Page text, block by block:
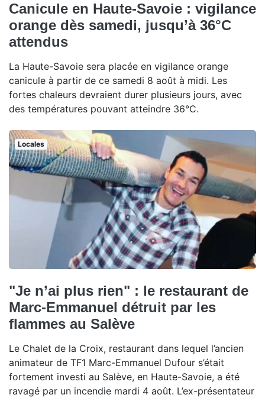
Canicule en Haute-Savoie : vigilance
orange dès samedi, jusqu’à 36°C
attendus
La Haute-Savoie sera placée en vigilance orange
canicule à partir de ce samedi 8 août à midi. Les
fortes chaleurs devraient durer plusieurs jours, avec
des températures pouvant atteindre 36°C.
Locales
"Je n’ai plus rien" : le restaurant de
Marc-Emmanuel détruit par les
flammes au Salève
Le Chalet de la Croix, restaurant dans lequel l’ancien
animateur de TF1 Marc-Emmanuel Dufour s’était
fortement investi au Salève, en Haute-Savoie, a été
ravagé par un incendie mardi 4 août. L’ex-présentateur